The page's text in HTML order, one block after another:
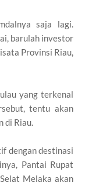
saja lagi.
barulah investor
Provinsi Riau,
yang terkenal
tentu akan
di Riau.
dengan destinasi
Pantai Rupat
Melaka akan